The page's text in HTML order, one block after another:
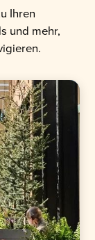
Ihren
und mehr,